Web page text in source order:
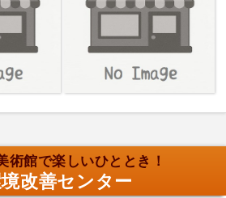
術館で楽しいひととき！
改善センター